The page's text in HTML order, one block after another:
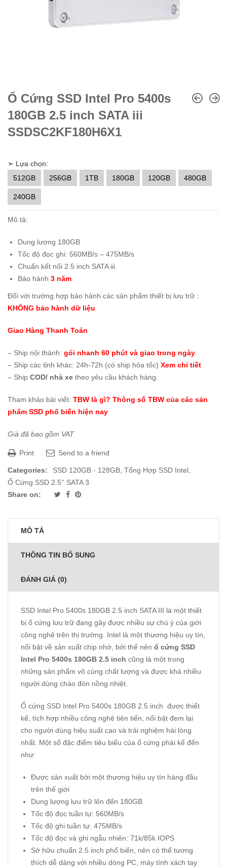
Ổ Cứng SSD Intel Pro 5400s
180GB 2.5 inch SATA iii
SSDSC2KF180H6X1
➣ Lựa chọn:
512GB
256GB 1TB 180GB 120GB 480GB
240GB
Mô tả:
Dung lượng 180GB
Tốc độ đọc ghi: 560MB/s – 475MB/s
Chuẩn kết nối 2.5 inch SATA iii
Bảo hành 3 năm
Đối với trường hợp bảo hành các sản phẩm thiết bị lưu trữ :
KHÔNG bảo hành dữ liệu
Giao Hàng Thanh Toán
– Ship nội thành: gói nhanh 60 phút và giao trong ngày
– Ship các tỉnh khác: 24h-72h (có ship hỏa tốc) Xem chi tiết
– Ship COD/ nhà xe theo yêu cầu khách hàng.
Tham khảo bài viết: TBW là gì? Thông số TBW của các sản
phẩm SSD phổ biến hiện nay
Giá đã bao gồm VAT
Print Send to a friend
Categories: SSD 120GB - 128GB Tổng Hợp SSD Intel
Ổ Cứng SSD 2.5'' SATA 3
Share on:
MÔ TẢ
THÔNG TIN BỔ SUNG
ĐÁNH GIÁ (0)
SSD Intel Pro 5400s 180GB 2.5 inch SATA III là một thiết
bị ổ cứng lưu trữ đang gây được nhiều sự chú ý của giới
công nghệ trên thị trường. Intel là một thương hiệu uy tín,
nổi bật về sản xuất chip nhớ, bởi thế nên ổ cứng SSD
Intel Pro 5400s 180GB 2.5 inch cũng là một trong
những sản phẩm vô cùng chất lượng và được khá nhiều
người dùng chào đón nồng nhiệt.
Ổ cứng SSD Intel Pro 5400s 180GB 2.5 inch được thiết
kế, tích hợp nhiều công nghệ tiên tiến, nổi bật đem lại
cho người dùng hiệu suất cao và trải nghiệm hài lòng
nhất. Một số đặc điểm tiêu biểu của ổ cứng phải kể đến
như:
Được sản xuất bởi một thương hiệu uy tín hàng đầu
trên thế giới
Dung lượng lưu trữ lên đến 180GB
Tốc độ đọc tuần tự: 560MB/s
Tốc độ ghi tuần tự: 475MB/s
Tốc độ đọc và ghi ngẫu nhiên: 71k/85k IOPS
Sở hữu chuẩn 2.5 inch phổ biến, nên có thể tương
thích dễ dàng với nhiều dòng PC, máy tính xách tay